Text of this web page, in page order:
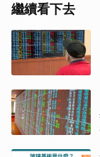
繼續看下去